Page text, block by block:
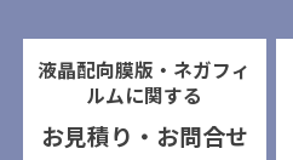
液晶配向膜版・ネガフィ
ルムに関する
お見積り・お問合せ